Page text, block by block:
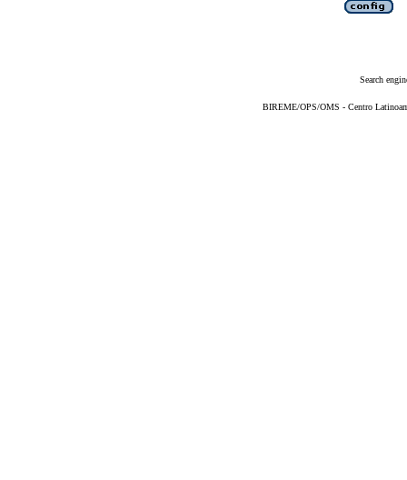
Search
BIREME/OPS/OMS - Centro